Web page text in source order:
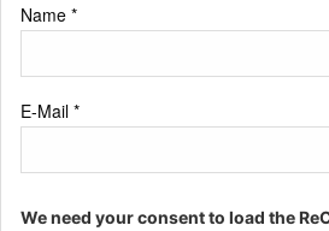
Name *
E-Mail *
We need your consent to load the